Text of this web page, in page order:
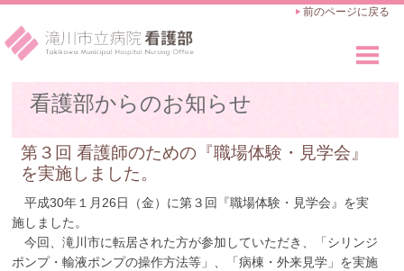
前のページに戻る
看護部のご紹介
Outline
看護師の仕事
Works
Career Advance
採用のご案内
Recruit
看護部からのお知らせ
第３回 看護師のための『職場体験・見学会』
を実施しました。
平成30年１月26日（金）に第３回『職場体験・見学会』を実
施しました。
今回、滝川市に転居された方が参加していただき、「シリンジ
ポンプ・輸液ポンプの操作方法等」、「病棟・外来見学」を実施